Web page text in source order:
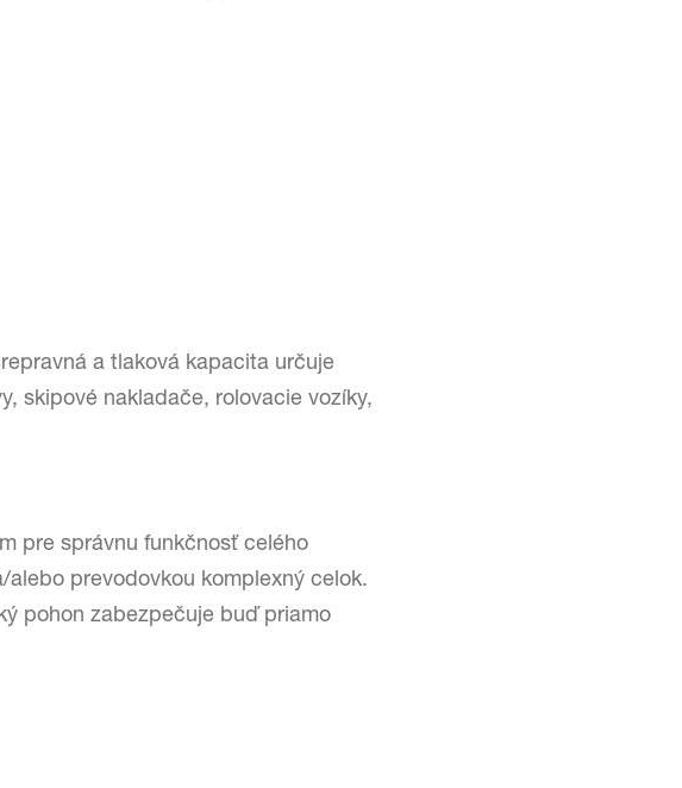
a tlaková kapacita určuje
skipové nakladače, rolovacie vozíky,
pre správnu funkčnosť celého
prevodovkou komplexný celok.
pohon zabezpečuje buď priamo